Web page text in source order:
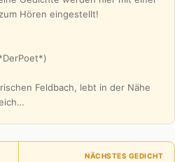
Hören eingestellt!
Feldbach, lebt in der Nähe
NÄCHSTES GEDICHT